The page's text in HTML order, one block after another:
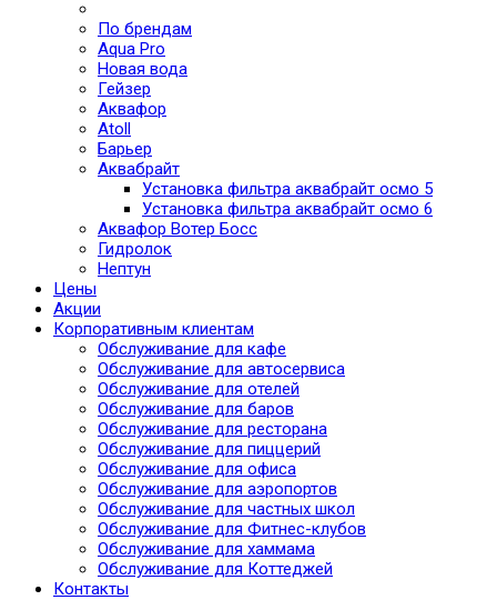
По брендам
Aqua Pro
Новая вода
Гейзер
Аквафор
Atoll
Барьер
Аквабрайт
Установка фильтра аквабрайт осмо 5
Установка фильтра аквабрайт осмо 6
Аквафор Вотер Босс
Гидролок
Нептун
Цены
Акции
Корпоративным клиентам
Обслуживание для кафе
Обслуживание для автосервиса
Обслуживание для отелей
Обслуживание для баров
Обслуживание для ресторана
Обслуживание для пиццерий
Обслуживание для офиса
Обслуживание для аэропортов
Обслуживание для частных школ
Обслуживание для Фитнес-клубов
Обслуживание для хаммама
Обслуживание для Коттеджей
Контакты